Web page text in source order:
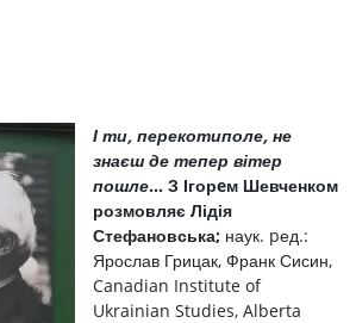
І ти, перекотиполе, не
знаєш де тепер вітер
пошле… З Ігорeм Шевченком
розмовляє Лідія
Стефановська; наук. pед.:
Ярослав Грицак, Франк Сисин,
Canadian Institute of
Ukrainian Studies, Alberta